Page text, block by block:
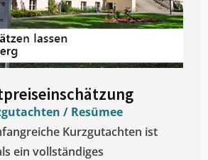
/ Resümee
Kurzgutachten ist
ein vollständiges